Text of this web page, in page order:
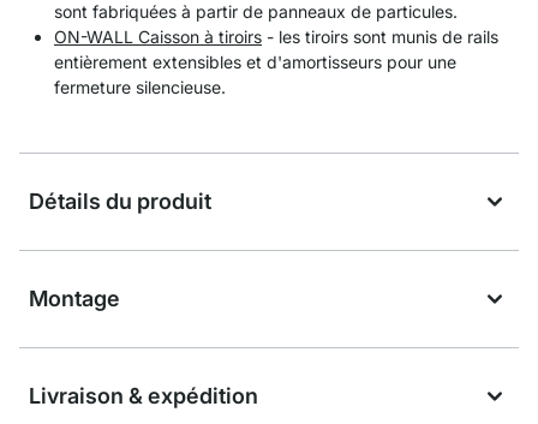
sont fabriquées à partir de panneaux de particules.
ON-WALL Caisson à tiroirs - les tiroirs sont munis de rails
entièrement extensibles et d'amortisseurs pour une
fermeture silencieuse.
Détails du produit
Montage
Livraison & expédition